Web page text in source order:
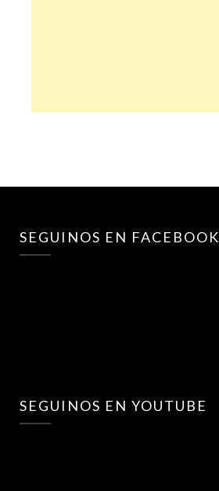
SEGUINOS EN FACEBOOK
SEGUINOS EN YOUTUBE